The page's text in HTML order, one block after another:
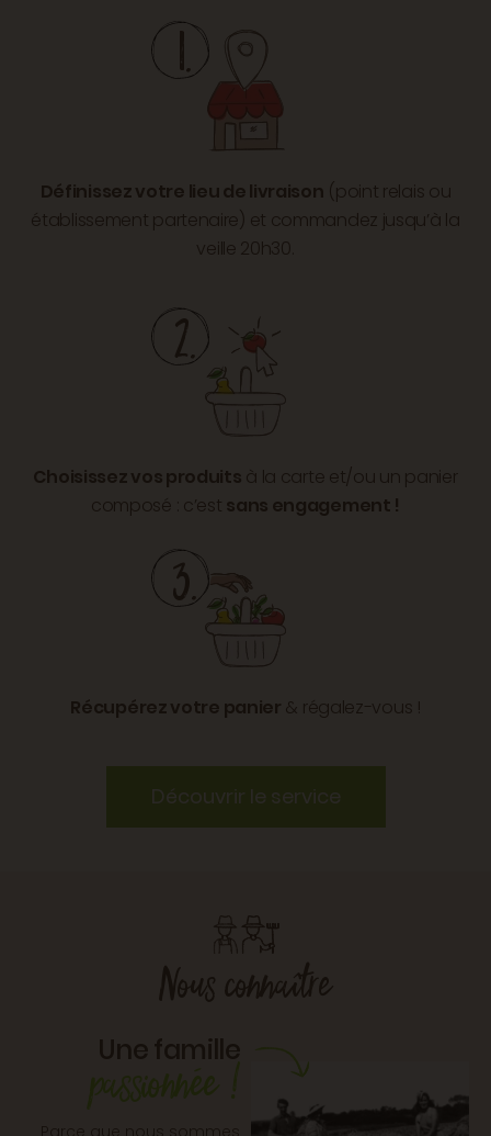
Définissez votre lieu de livraison (point relais ou
établissement partenaire) et commandez jusqu’à la
veille 20h30.
Choisissez vos produits à la carte et/ou un panier
composé : c’est sans engagement !
Récupérez votre panier & régalez-vous !
Découvrir le service
passionnée !